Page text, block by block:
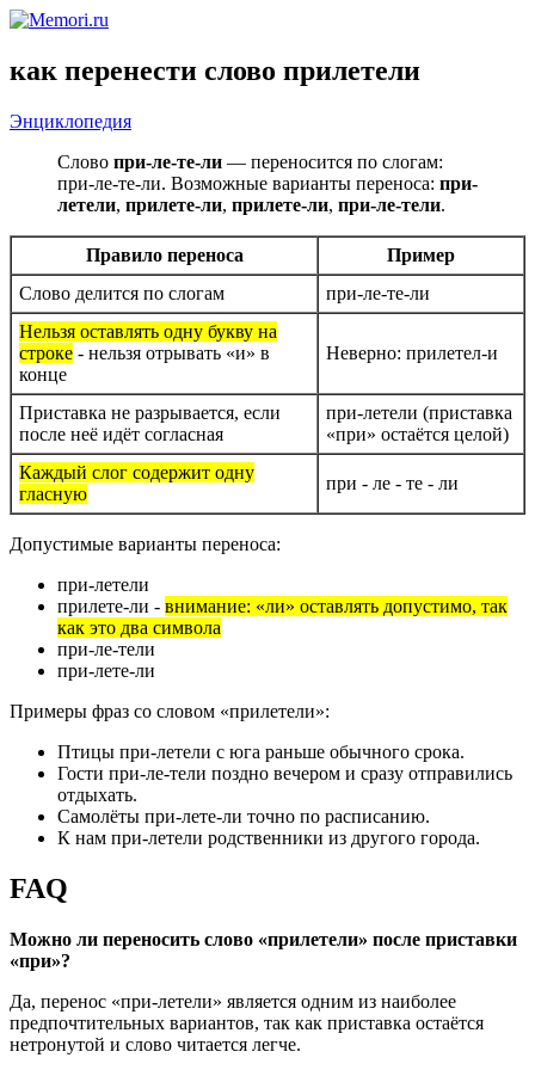
как перенести слово прилетели
Энциклопедия
Слово при-ле-те-ли — переносится по слогам:
при-ле-те-ли. Возможные варианты переноса: при-
летели, прилете-ли, прилете-ли, при-ле-тели.
Правило переноса
Пример
Слово делится по слогам
при-ле-те-ли
Нельзя оставлять одну букву на
строке - нельзя отрывать «и» в
конце
Неверно: прилетел-и
Приставка не разрывается, если
после неё идёт согласная
при-летели (приставка
«при» остаётся целой)
Каждый слог содержит одну
гласную
при - ле - те - ли
Допустимые варианты переноса:
при-летели
прилете-ли - внимание: «ли» оставлять допустимо, так
как это два символа
при-ле-тели
при-лете-ли
Примеры фраз со словом «прилетели»:
Птицы при-летели с юга раньше обычного срока.
Гости при-ле-тели поздно вечером и сразу отправились
отдыхать.
Самолёты при-лете-ли точно по расписанию.
К нам при-летели родственники из другого города.
FAQ
Можно ли переносить слово «прилетели» после приставки
«при»?
Да, перенос «при-летели» является одним из наиболее
предпочтительных вариантов, так как приставка остаётся
нетронутой и слово читается легче.